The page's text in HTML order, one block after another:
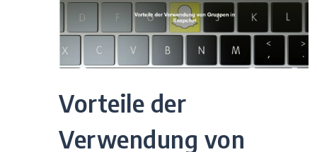
Vorteile der
Verwendung von